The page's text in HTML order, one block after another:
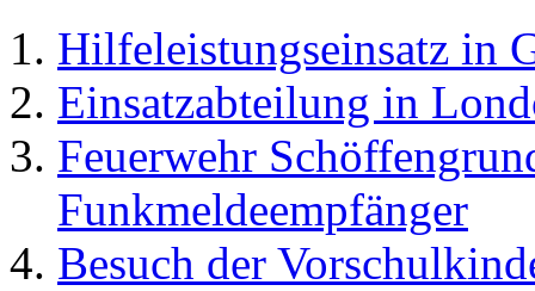
Hilfeleistungseinsatz in
Einsatzabteilung in
Feuerwehr
Funkmeldeempfänger
Besuch der